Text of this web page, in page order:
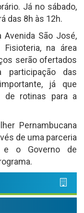
Já no sábado,
das 8h às 12h.
Avenida São José,
na área
serão ofertados
das
já que
de rotinas para a
Pernambucana
de uma parceria
e o Governo de